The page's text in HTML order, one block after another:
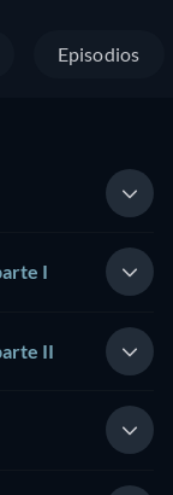
Episodios
I
II